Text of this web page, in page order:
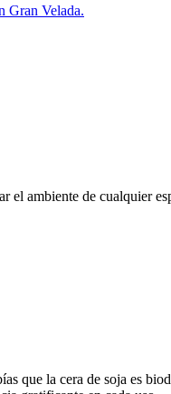
Gran Velada.
ambiente de cualquier
que la cera de soja es